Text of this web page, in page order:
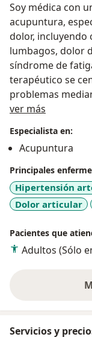
Soy médica con
acupuntura,
dolor, incluyendo
lumbagos, dolor
síndrome de
terapéutico se
problemas
ofreciendo una
Además, soy
y Magíster en
conocimiento
de los aspectos
me capacita para
peritajes en
medicina con
de los derechos
ver más
Especialista en:
Acupuntura
Principales
Hipertensión
Dolor articular
Pacientes que
Adultos (Sólo
Servicios y